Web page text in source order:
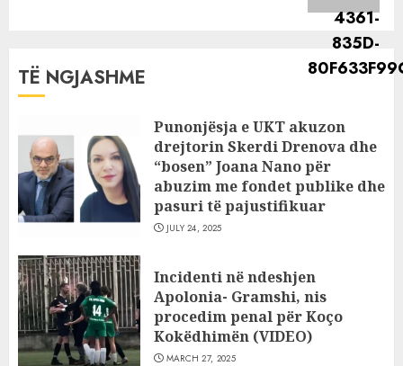
TË NGJASHME
Punonjësja e UKT akuzon
drejtorin Skerdi Drenova dhe
“bosen” Joana Nano për
abuzim me fondet publike dhe
pasuri të pajustifikuar
JULY 24, 2025
Incidenti në ndeshjen
Apolonia- Gramshi, nis
procedim penal për Koço
Kokëdhimën (VIDEO)
MARCH 27, 2025